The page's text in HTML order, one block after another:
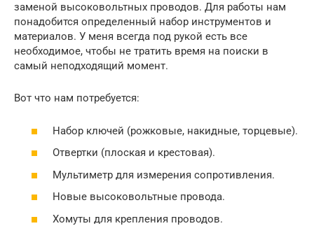
заменой высоковольтных проводов. Для работы нам
понадобится определенный набор инструментов и
материалов. У меня всегда под рукой есть все
необходимое, чтобы не тратить время на поиски в
самый неподходящий момент.
Вот что нам потребуется:
Набор ключей (рожковые, накидные, торцевые).
Отвертки (плоская и крестовая).
Мультиметр для измерения сопротивления.
Новые высоковольтные провода.
Хомуты для крепления проводов.